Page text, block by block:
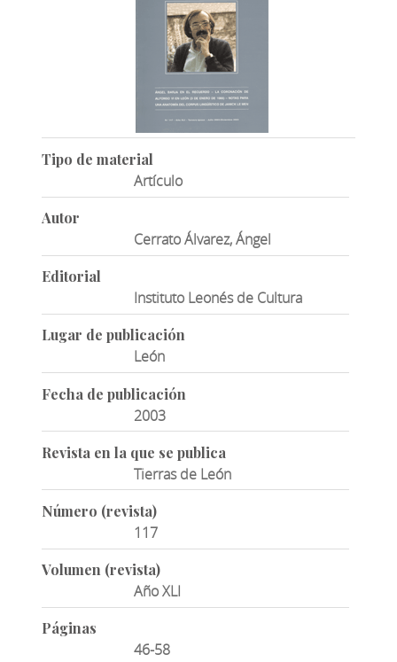
Tipo de material
Artículo
Autor
Cerrato Álvarez, Ángel
Editorial
Instituto Leonés de Cultura
Lugar de publicación
León
Fecha de publicación
2003
Revista en la que se publica
Tierras de León
Número (revista)
117
Volumen (revista)
Año XLI
Páginas
46-58